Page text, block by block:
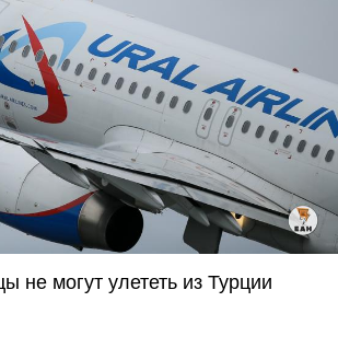
не могут улететь из Турции